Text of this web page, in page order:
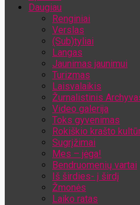
Daugiau
Renginiai
Verslas
(Sub)tyliai
Langas
Jaunimas jaunimui
Turizmas
Laisvalaikis
Žurnalistinis
Video galerija
Toks gyvenimas
Rokiškio krašto
Sugrįžimai
Mes – jėga!
Bendruomenių vartai
Iš širdies- į širdį
Žmonės
Laiko ratas